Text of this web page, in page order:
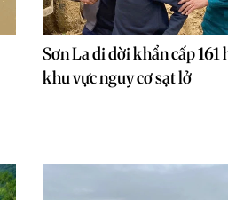
Sơn La di dời khẩn cấp 161
khu vực nguy cơ sạt lở